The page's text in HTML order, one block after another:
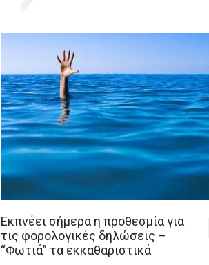
Εκπνέει σήμερα η προθεσμία για
τις φορολογικές δηλώσεις –
“Φωτιά” τα εκκαθαριστικά